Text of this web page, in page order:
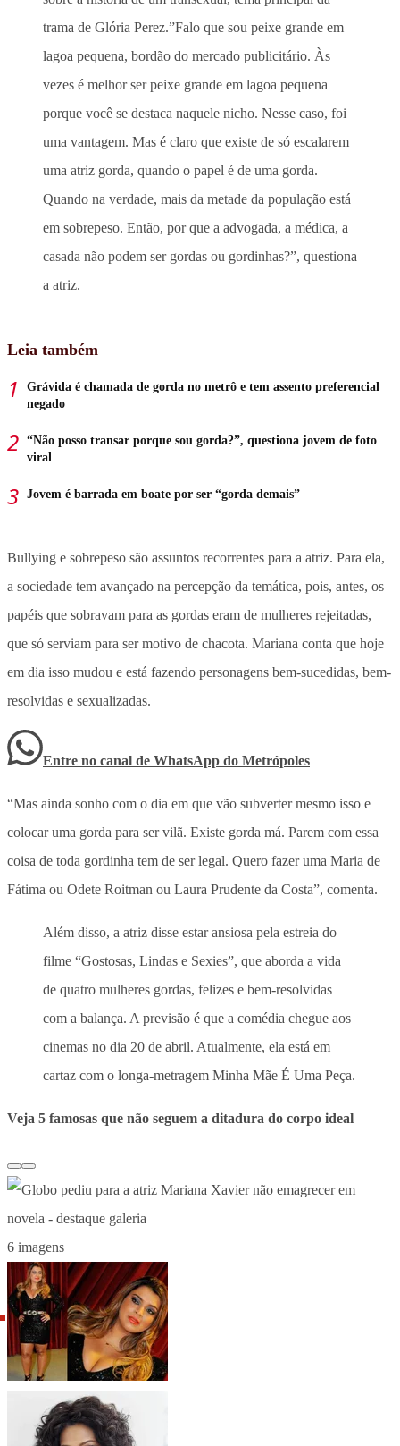
trama de Glória Perez.”Falo que sou peixe grande em
lagoa pequena, bordão do mercado publicitário. Às
vezes é melhor ser peixe grande em lagoa pequena
porque você se destaca naquele nicho. Nesse caso, foi
uma vantagem. Mas é claro que existe de só escalarem
uma atriz gorda, quando o papel é de uma gorda.
Quando na verdade, mais da metade da população está
em sobrepeso. Então, por que a advogada, a médica, a
casada não podem ser gordas ou gordinhas?”, questiona
a atriz.
Leia também
Grávida é chamada de gorda no metrô e tem assento preferencial
negado
“Não posso transar porque sou gorda?”, questiona jovem de foto
viral
Jovem é barrada em boate por ser “gorda demais”
Bullying e sobrepeso são assuntos recorrentes para a atriz. Para ela,
a sociedade tem avançado na percepção da temática, pois, antes, os
papéis que sobravam para as gordas eram de mulheres rejeitadas,
que só serviam para ser motivo de chacota. Mariana conta que hoje
em dia isso mudou e está fazendo personagens bem-sucedidas, bem-
resolvidas e sexualizadas.
Entre no canal de WhatsApp do Metrópoles
“Mas ainda sonho com o dia em que vão subverter mesmo isso e
colocar uma gorda para ser vilã. Existe gorda má. Parem com essa
coisa de toda gordinha tem de ser legal. Quero fazer uma Maria de
Fátima ou Odete Roitman ou Laura Prudente da Costa”, comenta.
Além disso, a atriz disse estar ansiosa pela estreia do
filme “Gostosas, Lindas e Sexies”, que aborda a vida
de quatro mulheres gordas, felizes e bem-resolvidas
com a balança. A previsão é que a comédia chegue aos
cinemas no dia 20 de abril. Atualmente, ela está em
cartaz com o longa-metragem Minha Mãe É Uma Peça.
Veja 5 famosas que não seguem a ditadura do corpo ideal
6 imagens